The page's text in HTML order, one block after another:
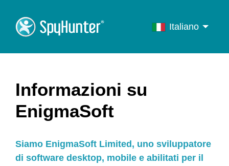
Italiano
Informazioni su
EnigmaSoft
Siamo EnigmaSoft Limited, uno sviluppatore
di software desktop, mobile e abilitati per il